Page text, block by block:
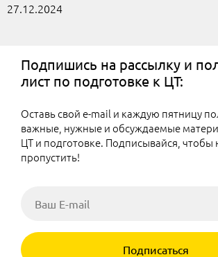
27.12.2024
Подпишись на рассылку и
лист по подготовке к ЦТ:
Оставь свой e-mail и каждую пятницу
важные, нужные и обсуждаемые
ЦТ и подготовке. Подписывайся, чтобы
пропустить!
Подписаться